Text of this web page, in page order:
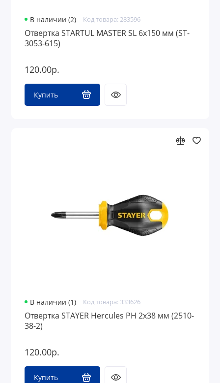
В наличии (2) Код товара: 283596
Отвертка STARTUL MASTER SL 6х150 мм (ST-
3053-615)
120.00р.
Купить
В наличии (1) Код товара: 333626
Отвертка STAYER Hercules PH 2х38 мм (2510-
38-2)
120.00р.
Купить